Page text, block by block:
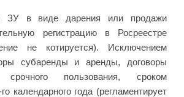
ЗУ в виде дарения или продажи
регистрацию в Росреестре
не котируется). Исключением
субаренды и аренды, договоры
срочного пользования, сроком
календарного года (регламентирует